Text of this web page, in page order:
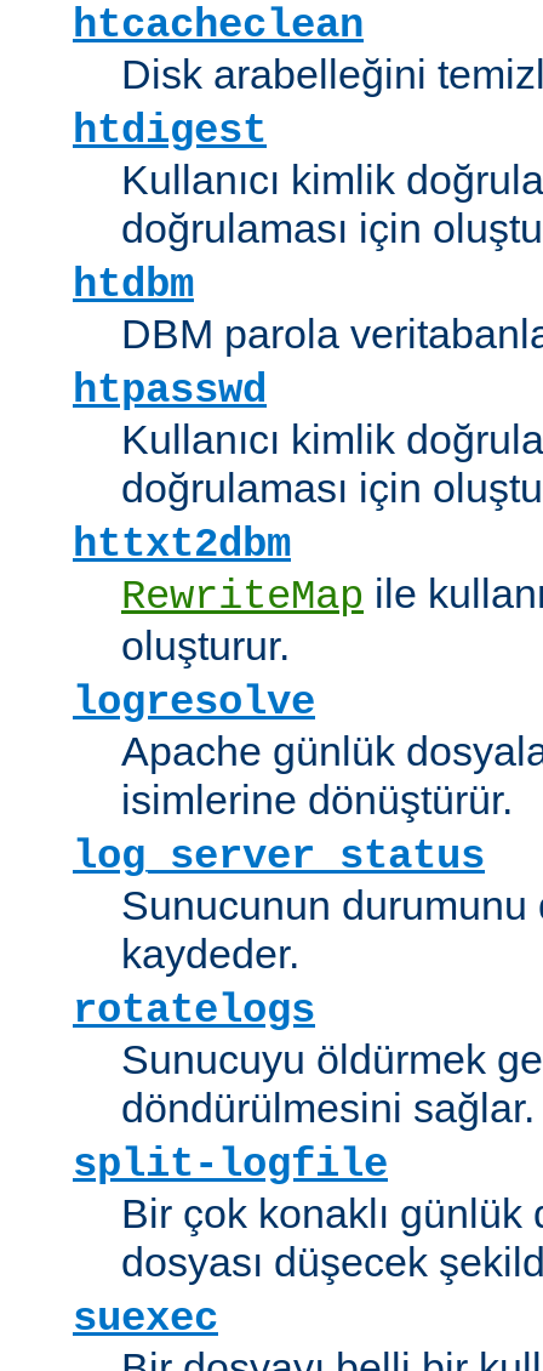
htcacheclean
Disk arabelleğini
htdigest
Kullanıcı kimlik
doğrulaması için
htdbm
DBM parola
htpasswd
Kullanıcı kimlik
doğrulaması için
httxt2dbm
RewriteMap ile
oluşturur.
logresolve
Apache günlük
isimlerine dönüştürür.
log_server_status
Sunucunun durumunu
kaydeder.
rotatelogs
Sunucuyu öldürmek
döndürülmesini sağlar.
split-logfile
Bir çok konaklı günlük
dosyası düşecek
suexec